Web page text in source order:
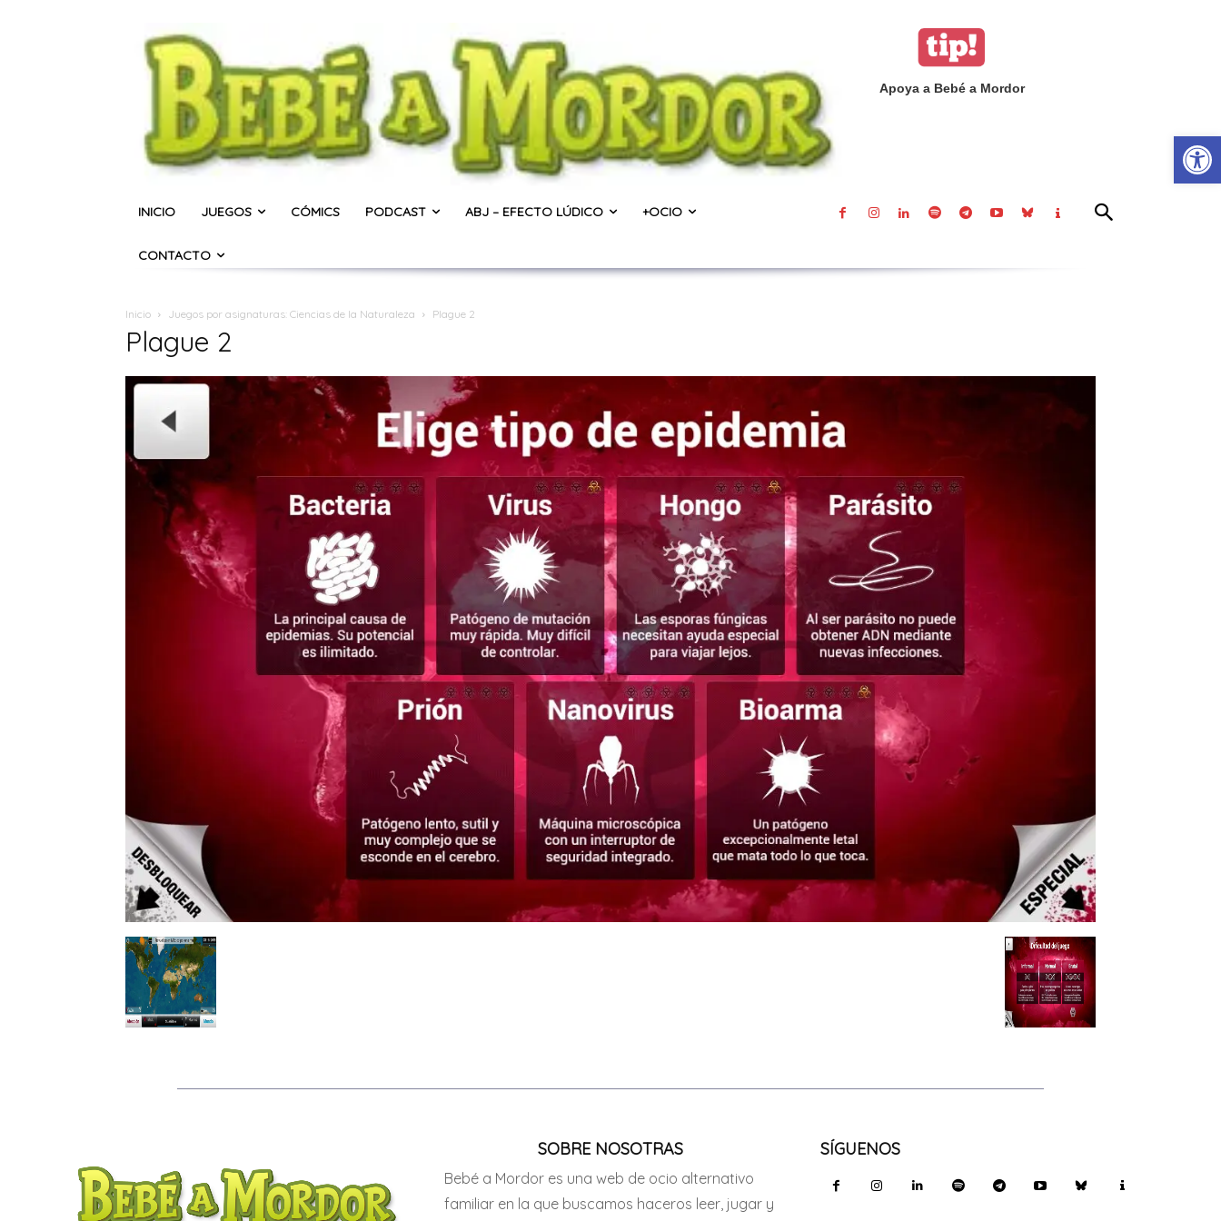
Apoya a Bebé a Mordor
INICIO JUEGOS CÓMICS PODCAST ABJ – EFECTO LÚDICO +OCIO
CONTACTO
Inicio Juegos por asignaturas: Ciencias de la Naturaleza Plague 2
Plague 2
SOBRE NOSOTRAS
Bebé a Mordor es una web de ocio alternativo
familiar en la que buscamos haceros leer, jugar y
SÍGUENOS